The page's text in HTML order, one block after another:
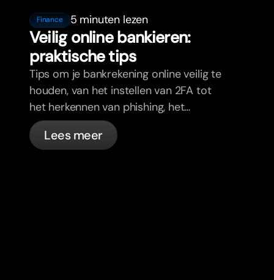
Finance 5 minuten lezen
Veilig online bankieren:
praktische tips
Tips om je bankrekening online veilig te
houden, van het instellen van 2FA tot
het herkennen van phishing, het
beheren van je passen en wat bunq
automatisch voor je regelt.
Lees meer